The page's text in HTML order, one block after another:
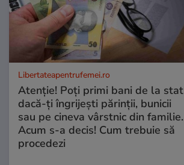
Libertateapentrufemei.ro
Atenție! Poți primi bani de la stat
dacă-ți îngrijești părinții, bunicii
sau pe cineva vârstnic din familie.
Acum s-a decis! Cum trebuie să
procedezi